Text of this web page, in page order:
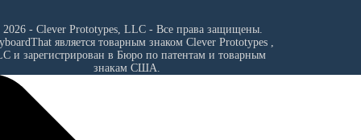
- Clever Prototypes, LLC - Все права защищены.
является товарным знаком Clever Prototypes ,
и зарегистрирован в Бюро по патентам и товарным
знакам США.